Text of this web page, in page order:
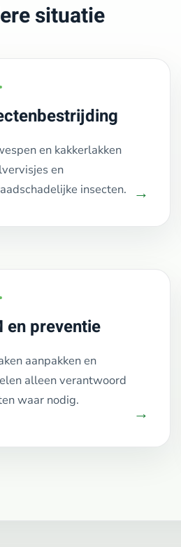
situatie
en kakkerlakken
en
insecten.
en preventie
aanpakken en
alleen verantwoord
waar nodig.